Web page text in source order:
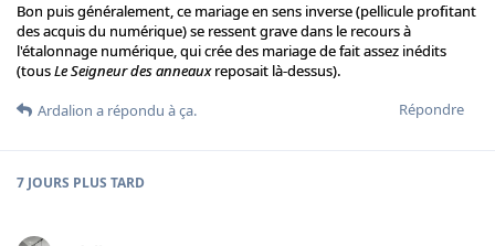
Bon puis généralement, ce mariage en sens inverse (pellicule profitant
des acquis du numérique) se ressent grave dans le recours à
l'étalonnage numérique, qui crée des mariage de fait assez inédits
(tousLe Seigneur des anneauxreposait là-dessus).
Répondre
Ardalion a répondu à ça.
7 JOURS PLUS TARD